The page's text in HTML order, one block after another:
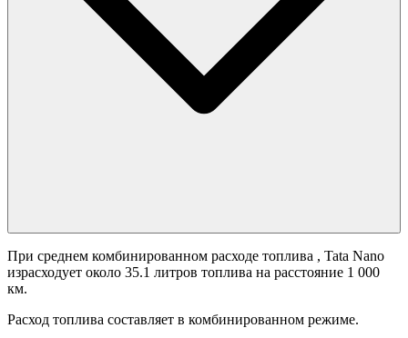
При среднем комбинированном расходе топлива , Tata Nano
израсходует около 35.1 литров топлива на расстояние 1 000
км.
Расход топлива составляет в комбинированном режиме.